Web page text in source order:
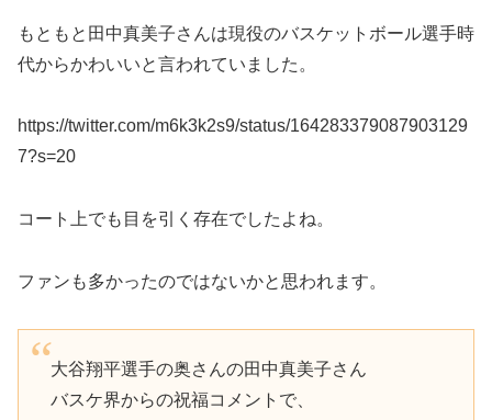
もともと田中真美子さんは現役のバスケットボール選手時
代からかわいいと言われていました。
https://twitter.com/m6k3k2s9/status/164283379087903129
7?s=20
コート上でも目を引く存在でしたよね。
ファンも多かったのではないかと思われます。
大谷翔平選手の奥さんの田中真美子さん
バスケ界からの祝福コメントで、